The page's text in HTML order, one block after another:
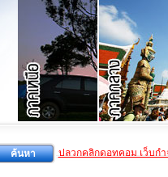
ปลวกคลิกดอทคอม เว็บก